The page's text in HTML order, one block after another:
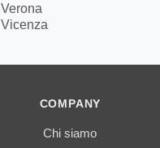
Verona
Vicenza
COMPANY
Chi siamo